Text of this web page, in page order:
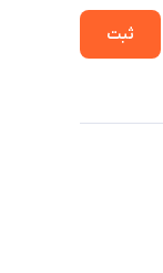
ثبت